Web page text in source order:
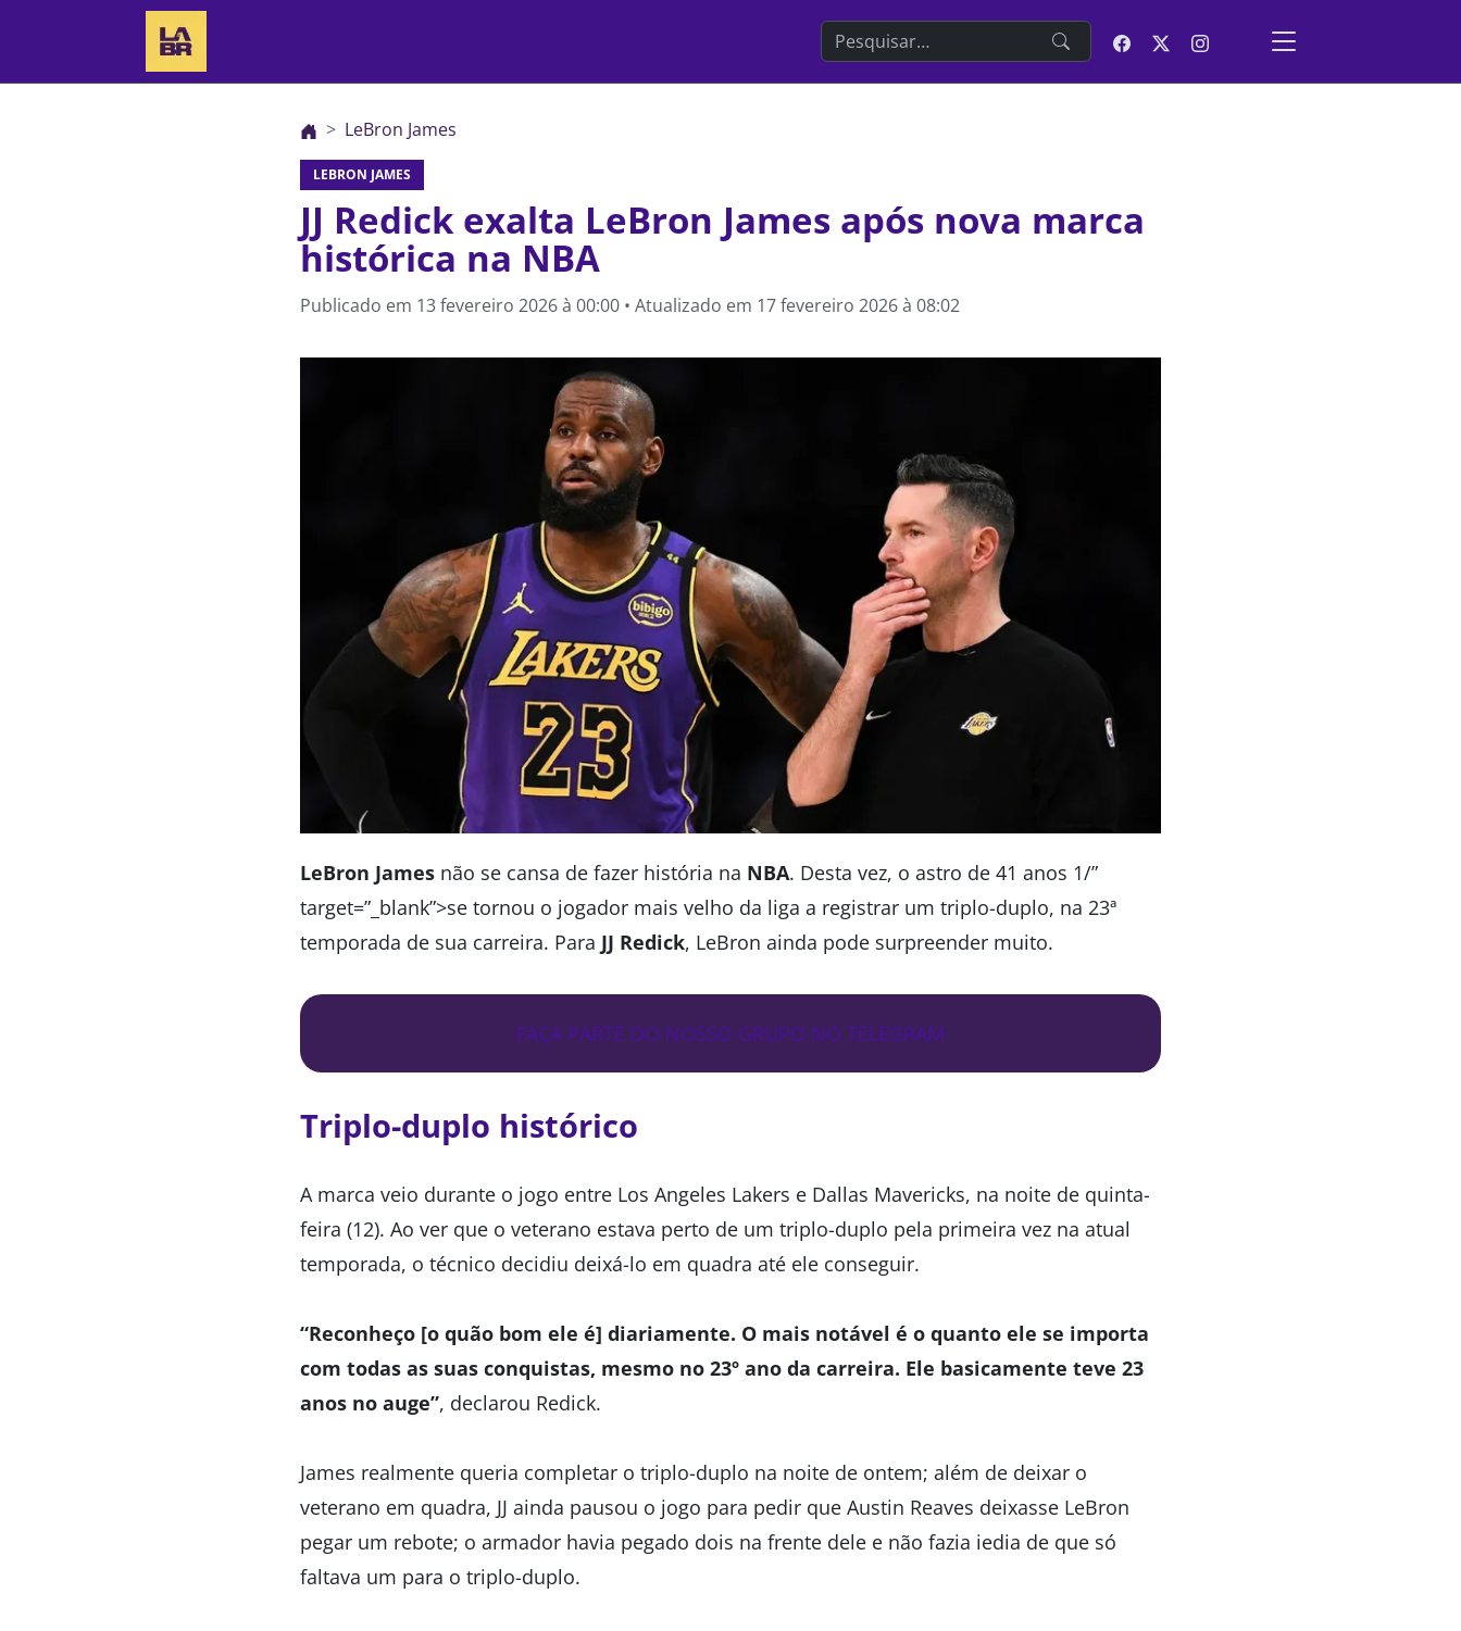
Search the website
LeBron James
LEBRON JAMES
JJ Redick exalta LeBron James após nova marca
histórica na NBA
Publicado em 13 fevereiro 2026 à 00:00 • Atualizado em 17 fevereiro 2026 à 08:02
LeBron James não se cansa de fazer história na NBA. Desta vez, o astro de 41 anos 1/”
target=”_blank”>se tornou o jogador mais velho da liga a registrar um triplo-duplo, na 23ª
temporada de sua carreira. Para JJ Redick, LeBron ainda pode surpreender muito.
FAÇA PARTE DO NOSSO GRUPO NO TELEGRAM
Triplo-duplo histórico
A marca veio durante o jogo entre Los Angeles Lakers e Dallas Mavericks, na noite de quinta-
feira (12). Ao ver que o veterano estava perto de um triplo-duplo pela primeira vez na atual
temporada, o técnico decidiu deixá-lo em quadra até ele conseguir.
“Reconheço [o quão bom ele é] diariamente. O mais notável é o quanto ele se importa
com todas as suas conquistas, mesmo no 23º ano da carreira. Ele basicamente teve 23
anos no auge”, declarou Redick.
James realmente queria completar o triplo-duplo na noite de ontem; além de deixar o
veterano em quadra, JJ ainda pausou o jogo para pedir que Austin Reaves deixasse LeBron
pegar um rebote; o armador havia pegado dois na frente dele e não fazia iedia de que só
faltava um para o triplo-duplo.